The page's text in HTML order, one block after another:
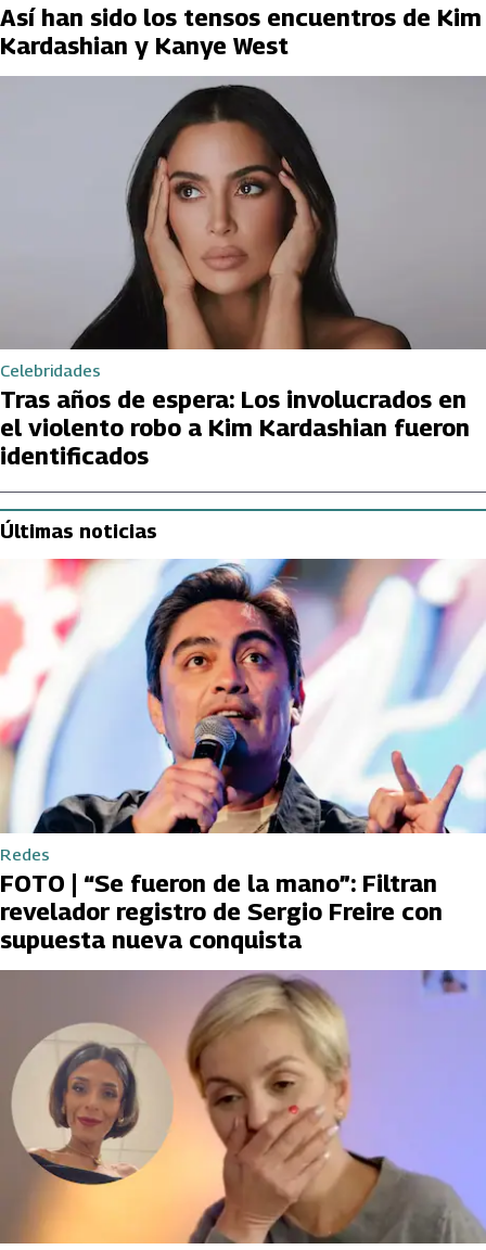
Así han sido los tensos encuentros de Kim
Kardashian y Kanye West
Celebridades
Tras años de espera: Los involucrados en
el violento robo a Kim Kardashian fueron
identificados
Últimas noticias
Redes
FOTO | “Se fueron de la mano”: Filtran
revelador registro de Sergio Freire con
supuesta nueva conquista